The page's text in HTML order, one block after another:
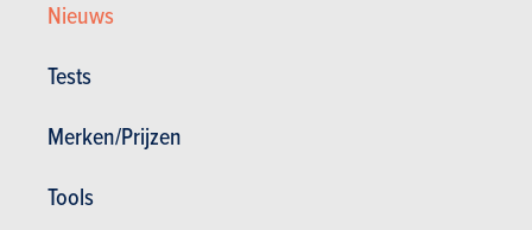
Nieuws
Tests
Merken/Prijzen
Tools